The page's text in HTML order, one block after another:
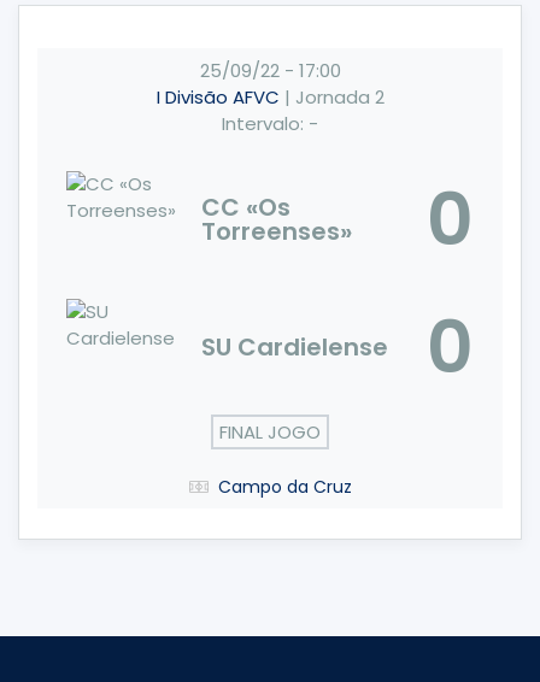
25/09/22 - 17:00
I Divisão AFVC | Jornada 2
Intervalo: -
CC «Os
Torreenses» 0
SU Cardielense 0
FINAL JOGO
Campo da Cruz